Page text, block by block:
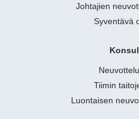
Johtajien
Syventävä
Tiimin
Luontaisen